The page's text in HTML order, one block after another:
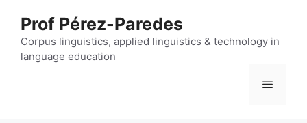
content
Prof Pérez-Paredes
Corpus linguistics, applied linguistics & technology in
language education
Menu